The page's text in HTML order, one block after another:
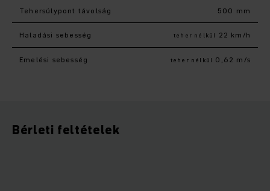
Tehersúlypont távolság 500 mm
Haladási sebesség teher nélkül 22 km/h
Emelési sebesség teher nélkül 0,62 m/s
Bérleti feltételek